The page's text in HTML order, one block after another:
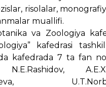
risolalar,
muallifi.
va Zoologiya
kafedrasi
kafedrada 7 ta fan